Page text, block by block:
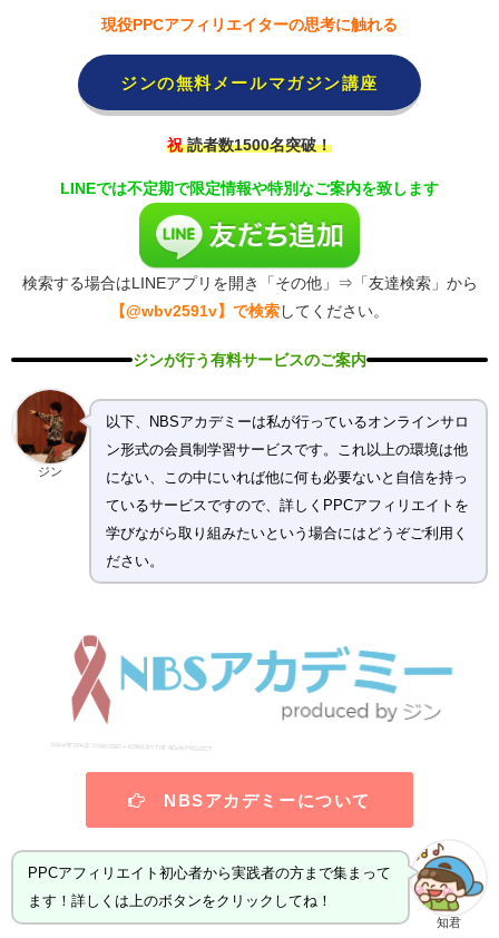
現役PPCアフィリエイターの思考に触れる
ジンの無料メールマガジン講座
祝読者数1500名突破！
LINEでは不定期で限定情報や特別なご案内を致します
検索する場合はLINEアプリを開き「その他」⇒「友達検索」から
【@wbv2591v】で検索 してください。
ジンが行う有料サービスのご案内
ジン
以下、NBSアカデミーは私が行っているオンラインサロ
ン形式の会員制学習サービスです。これ以上の環境は他
にない、この中にいれば他に何も必要ないと自信を持っ
ているサービスですので、詳しくPPCアフィリエイトを
学びながら取り組みたいという場合にはどうぞご利用く
ださい。
NBSアカデミーについて
知君
PPCアフィリエイト初心者から実践者の方まで集まって
ます！詳しくは上のボタンをクリックしてね！